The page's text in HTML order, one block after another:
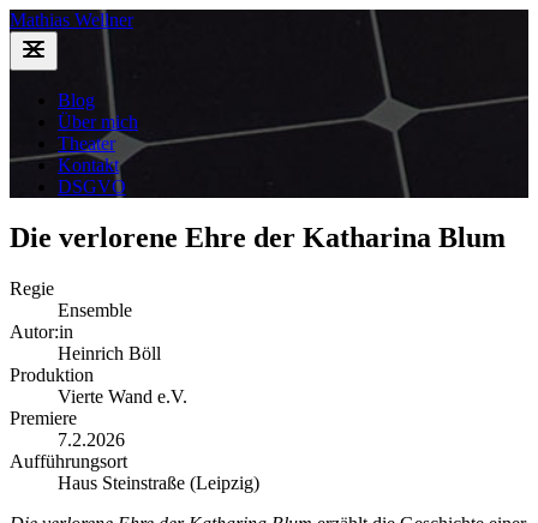
Mathias Wellner
Blog
Über mich
Theater
Kontakt
DSGVO
Die verlorene Ehre der Katharina Blum
Regie
Ensemble
Autor:in
Heinrich Böll
Produktion
Vierte Wand e.V.
Premiere
7.2.2026
Aufführungsort
Haus Steinstraße (Leipzig)